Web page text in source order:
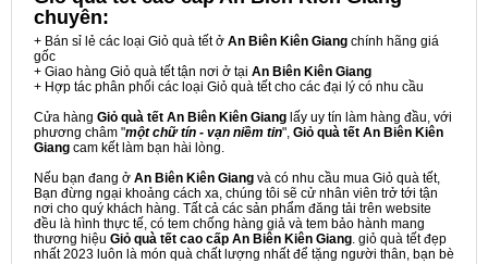
chuyên:
+ Bán sỉ lẻ các loại Giỏ quà tết ở An Biên Kiên Giang chính hãng giá
gốc
+ Giao hàng Giỏ quà tết tận nơi ở tại An Biên Kiên Giang
+ Hợp tác phân phối các loại Giỏ quà tết cho các đại lý có nhu cầu
Cửa hàng Giỏ quà tết An Biên Kiên Giang lấy uy tín làm hàng đầu, với
phương châm "một chữ tín - vạn niềm tin", Giỏ quà tết An Biên Kiên
Giang cam kết làm bạn hài lòng.
Nếu bạn đang ở An Biên Kiên Giang và có nhu cầu mua Giỏ quà tết,
Bạn đừng ngại khoảng cách xa, chúng tôi sẽ cử nhân viên trở tới tận
nơi cho quý khách hàng. Tất cả các sản phẩm đăng tải trên website
đều là hình thực tế, có tem chống hàng giả và tem bảo hành mang
thương hiệu Giỏ quà tết cao cấp An Biên Kiên Giang. giỏ quà tết đẹp
nhất 2023 luôn là món quà chất lượng nhất để tặng người thân, bạn bè